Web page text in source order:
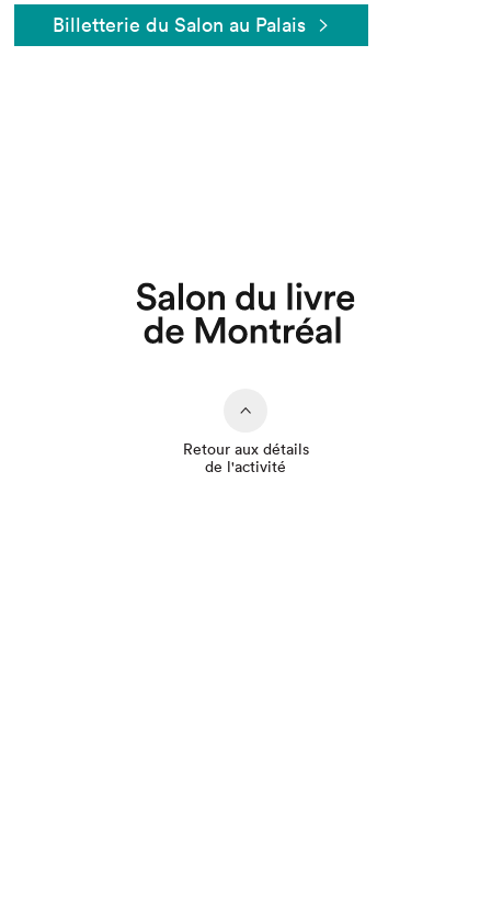
Billetterie du Salon au Palais
Retour aux détails
de l'activité